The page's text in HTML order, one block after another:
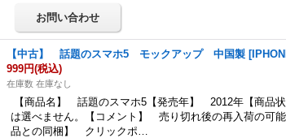
【中古】 話題のスマホ5 モックアップ 中国製 [
999円(税込)
在庫数 在庫なし
【商品名】 話題のスマホ5【発売年】 2012年【商品
は選べません。【コメント】 売り切れ後の再入荷の可
品との同梱】 クリックポ…